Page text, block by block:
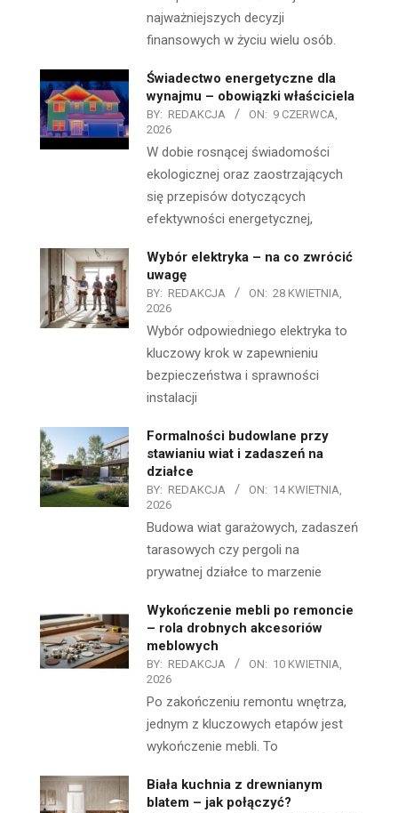
najważniejszych decyzji
finansowych w życiu wielu osób.
Świadectwo energetyczne dla
wynajmu – obowiązki właściciela
BY: REDAKCJA ON: 9 CZERWCA,
2026
W dobie rosnącej świadomości
ekologicznej oraz zaostrzających
się przepisów dotyczących
efektywności energetycznej,
Wybór elektryka – na co zwrócić
uwagę
BY: REDAKCJA ON: 28 KWIETNIA,
2026
Wybór odpowiedniego elektryka to
kluczowy krok w zapewnieniu
bezpieczeństwa i sprawności
instalacji
Formalności budowlane przy
stawianiu wiat i zadaszeń na
działce
BY: REDAKCJA ON: 14 KWIETNIA,
2026
Budowa wiat garażowych, zadaszeń
tarasowych czy pergoli na
prywatnej działce to marzenie
Wykończenie mebli po remoncie
– rola drobnych akcesoriów
meblowych
BY: REDAKCJA ON: 10 KWIETNIA,
2026
Po zakończeniu remontu wnętrza,
jednym z kluczowych etapów jest
wykończenie mebli. To
Biała kuchnia z drewnianym
blatem – jak połączyć?